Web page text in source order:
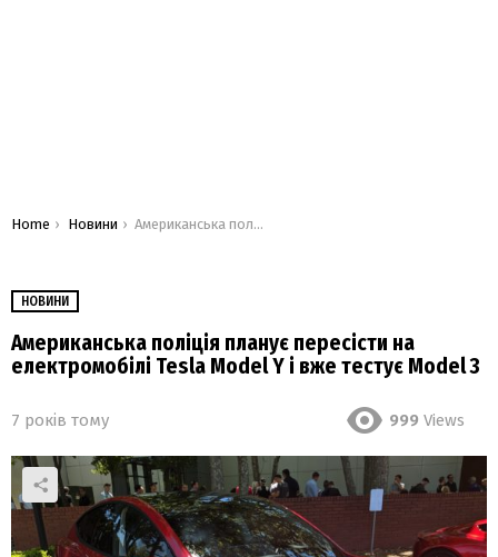
You are here:
Home Новини Американська поліція планує пересісти на електромобілі Tesla Model Y і вже тестує Model 3
НОВИНИ
Американська поліція планує пересісти на
електромобілі Tesla Model Y і вже тестує Model 3
7 років тому 999 Views